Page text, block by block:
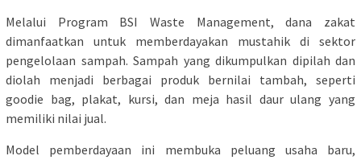
Melalui Program BSI Waste Management, dana zakat
dimanfaatkan untuk memberdayakan mustahik di sektor
pengelolaan sampah. Sampah yang dikumpulkan dipilah dan
diolah menjadi berbagai produk bernilai tambah, seperti
goodie bag, plakat, kursi, dan meja hasil daur ulang yang
memiliki nilai jual.
Model pemberdayaan ini membuka peluang usaha baru,